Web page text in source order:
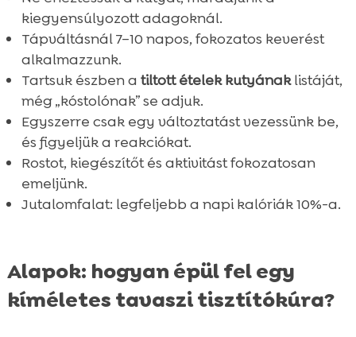
kiegyensúlyozott adagoknál.
Tápváltásnál 7–10 napos, fokozatos keverést
alkalmazzunk.
Tartsuk észben a tiltott ételek kutyánaklistáját,
még „kóstolónak” se adjuk.
Egyszerre csak egy változtatást vezessünk be,
és figyeljük a reakciókat.
Rostot, kiegészítőt és aktivitást fokozatosan
emeljünk.
Jutalomfalat: legfeljebb a napi kalóriák 10%-a.
Alapok: hogyan épül fel egy
kíméletes tavaszi tisztítókúra?